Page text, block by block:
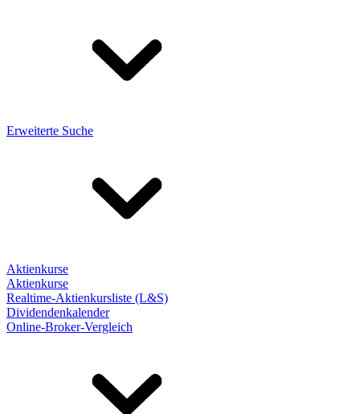
Erweiterte Suche
Aktienkurse
Aktienkurse
Realtime-Aktienkursliste (L&S)
Dividendenkalender
Online-Broker-Vergleich